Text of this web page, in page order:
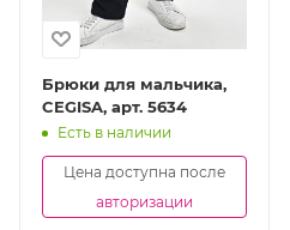
Брюки для мальчика,
CEGISA, арт. 5634
Есть в наличии
Цена доступна после
авторизации